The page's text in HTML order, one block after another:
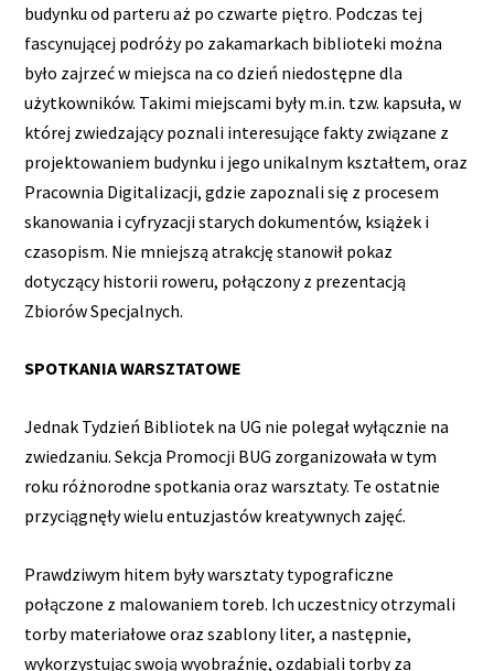
budynku od parteru aż po czwarte piętro. Podczas tej
fascynującej podróży po zakamarkach biblioteki można
było zajrzeć w miejsca na co dzień niedostępne dla
użytkowników. Takimi miejscami były m.in. tzw. kapsuła, w
której zwiedzający poznali interesujące fakty związane z
projektowaniem budynku i jego unikalnym kształtem, oraz
Pracownia Digitalizacji, gdzie zapoznali się z procesem
skanowania i cyfryzacji starych dokumentów, książek i
czasopism. Nie mniejszą atrakcję stanowił pokaz
dotyczący historii roweru, połączony z prezentacją
Zbiorów Specjalnych.
SPOTKANIA WARSZTATOWE
Jednak Tydzień Bibliotek na UG nie polegał wyłącznie na
zwiedzaniu. Sekcja Promocji BUG zorganizowała w tym
roku różnorodne spotkania oraz warsztaty. Te ostatnie
przyciągnęły wielu entuzjastów kreatywnych zajęć.
Prawdziwym hitem były warsztaty typograficzne
połączone z malowaniem toreb. Ich uczestnicy otrzymali
torby materiałowe oraz szablony liter, a następnie,
wykorzystując swoją wyobraźnię, ozdabiali torby za